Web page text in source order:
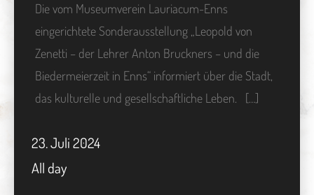
Die vom Museumverein Lauriacum-Enns
eingerichtete Sonderausstellung „Leopold von
Zenetti – der Lehrer Anton Bruckners – und die
Biedermeierzeit in Enns“ informiert über die Stadt,
das kulturelle und gesellschaftliche Leben. […]
23.Juli2024
All day